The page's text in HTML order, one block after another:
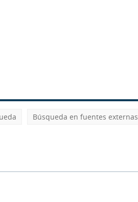
Búsqueda en fuentes externas